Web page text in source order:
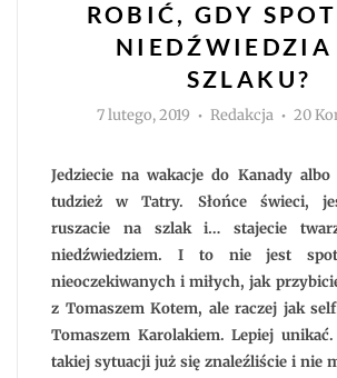
ROBIĆ, GDY
NIEDŹWIEDZIA
SZLAKU?
7 lutego, 2019 Autor
Redakcja 20
Jedziecie na wakacje do Kanady albo
tudzież w Tatry. Słońce świeci,
ruszacie na szlak i… stajecie
niedźwiedziem. I to nie jest
nieoczekiwanych i miłych, jak
z Tomaszem Kotem, ale raczej jak
Tomaszem Karolakiem. Lepiej
takiej sytuacji już się znaleźliście i nie